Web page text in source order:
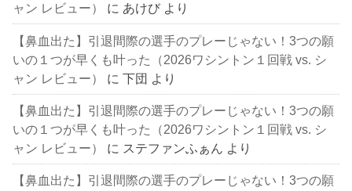
ャン レビュー）
に あけび より
【鼻血出た】引退間際の選手のプレーじゃない！3つの願
いの１つが早くも叶った（2026ワシントン１回戦 vs. シ
ャン レビュー）
に下団 より
【鼻血出た】引退間際の選手のプレーじゃない！3つの願
いの１つが早くも叶った（2026ワシントン１回戦 vs. シ
ャン レビュー）
に ステファンふぁん より
【鼻血出た】引退間際の選手のプレーじゃない！3つの願